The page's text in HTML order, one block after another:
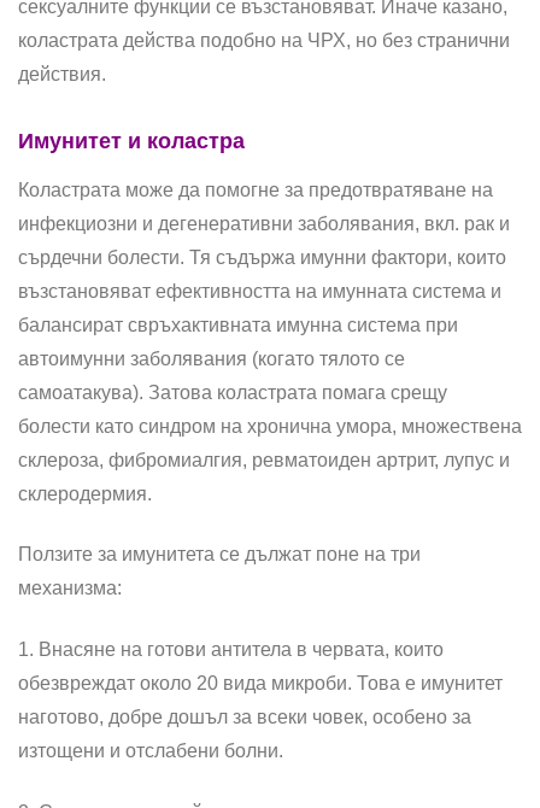
сексуалните функции се възстановяват. Иначе казано,
коластрата действа подобно на ЧРХ, но без странични
действия.
Имунитет и коластра
Коластрата може да помогне за предотвратяване на
инфекциозни и дегенеративни заболявания, вкл. рак и
сърдечни болести. Тя съдържа имунни фактори, които
възстановяват ефективността на имунната система и
балансират свръхактивната имунна система при
автоимунни заболявания (когато тялото се
самоатакува). Затова коластрата помага срещу
болести като синдром на хронична умора, множествена
склероза, фибромиалгия, ревматоиден артрит, лупус и
склеродермия.
Ползите за имунитета се дължат поне на три
механизма:
1. Внасяне на готови антитела в червата, които
обезвреждат около 20 вида микроби. Това е имунитет
наготово, добре дошъл за всеки човек, особено за
изтощени и отслабени болни.